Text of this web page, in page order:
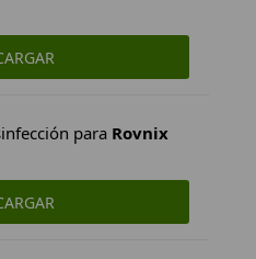
para Rovnix